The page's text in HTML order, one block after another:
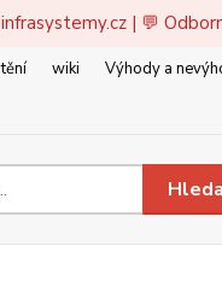
| 💬
wiki Výhody a